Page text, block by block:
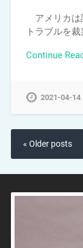
アメリカは
トラブルを
Continue
2021-04-14
« Older posts